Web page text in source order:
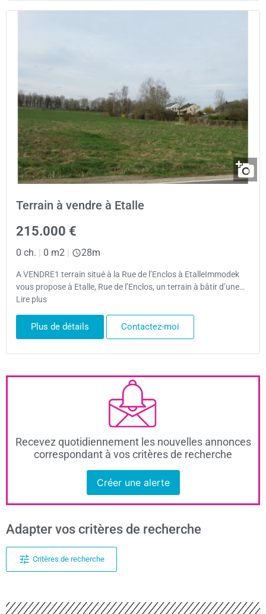
Terrain à vendre à Etalle
215.000 €
0 ch. | 0 m2 | 28m
A VENDRE1 terrain situé à la Rue de l’Enclos à EtalleImmodek
vous propose à Etalle, Rue de l’Enclos, un terrain à bâtir d’une…
Lire plus
Plus de détails Contactez-moi
Recevez quotidiennement les nouvelles annonces
correspondant à vos critères de recherche
Créer une alerte
Adapter vos critères de recherche
Critères de recherche